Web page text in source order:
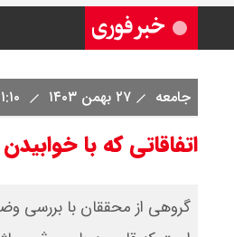
جامعه ۲۷ بهمن ۱۴۰۳
اتفاقاتی که با
گروهی از محققان با بررسی